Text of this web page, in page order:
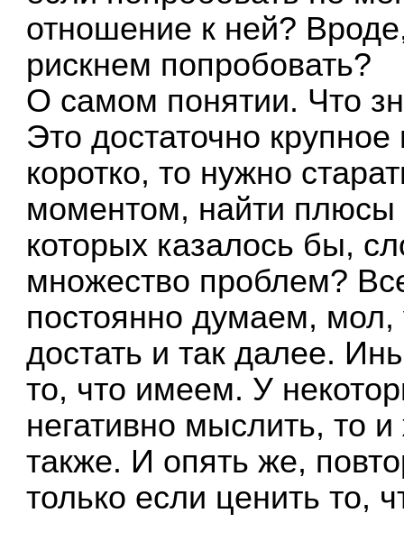
отношение к ней?
рискнем попробовать?
О самом понятии. Что
Это достаточно
коротко, то нужно
моментом, найти плюсы
которых казалось бы,
множество проблем?
постоянно думаем, мол,
достать и так далее.
то, что имеем. У
негативно мыслить, то
также. И опять же,
только если ценить то,